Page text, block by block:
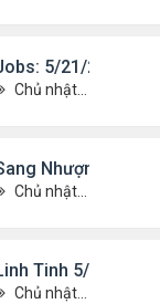
5/21/21- 5/25/
Chủ nhật Tháng 5 23, 2021 2:12 pm
Nhượng 5/21/
Chủ nhật Tháng 5 23, 2021 2:10 pm
Tinh 5/21/21 -
Chủ nhật Tháng 5 23, 2021 2:09 pm